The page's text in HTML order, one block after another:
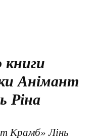
книги
Анімант
Ріна
Крамб» Лінь